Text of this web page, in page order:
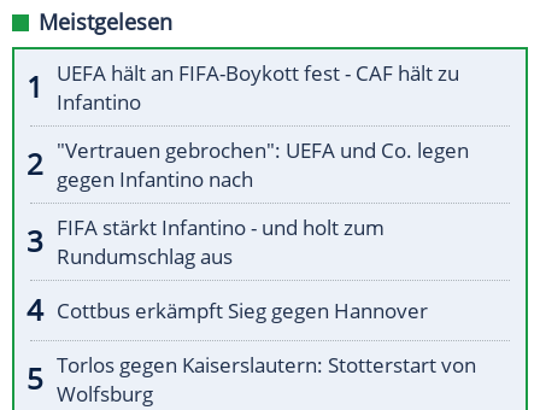
Meistgelesen
UEFA hält an FIFA-Boykott fest - CAF hält zu
Infantino
"Vertrauen gebrochen": UEFA und Co. legen
gegen Infantino nach
FIFA stärkt Infantino - und holt zum
Rundumschlag aus
Cottbus erkämpft Sieg gegen Hannover
Torlos gegen Kaiserslautern: Stotterstart von
Wolfsburg